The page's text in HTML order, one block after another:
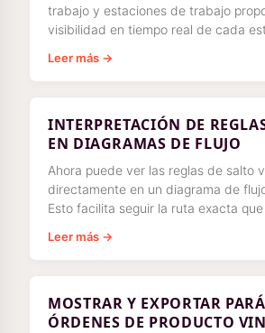
trabajo y estaciones de trabajo
visibilidad en tiempo real de cada
en curso y detalles como tiempos,
progreso.
Leer más →
INTERPRETACIÓN DE
EN DIAGRAMAS DE FLUJO
Ahora puede ver las reglas de salto
directamente en un diagrama de
Esto facilita seguir la ruta exacta
Leer más →
MOSTRAR Y EXPORTAR
ÓRDENES DE PRODUCTO